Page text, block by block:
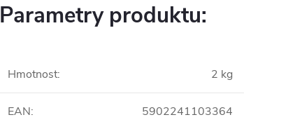
Parametry produktu:
Hmotnost: 2 kg
EAN: 5902241103364